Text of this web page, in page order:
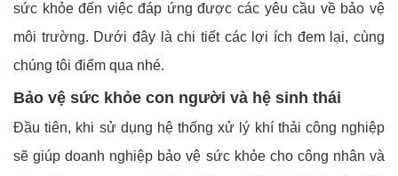
sức khỏe đến việc đáp ứng được các yêu cầu về bảo vệ
môi trường. Dưới đây là chi tiết các lợi ích đem lại, cùng
chúng tôi điểm qua nhé.
Bảo vệ sức khỏe con người và hệ sinh thái
Đầu tiên, khi sử dụng hệ thống xử lý khí thải công nghiệp
sẽ giúp doanh nghiệp bảo vệ sức khỏe cho công nhân và